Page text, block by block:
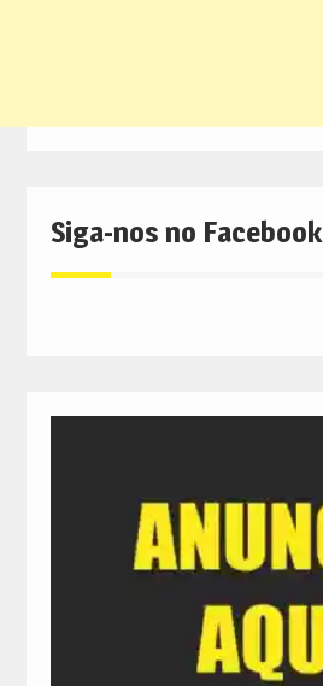
Siga-nos no Facebook